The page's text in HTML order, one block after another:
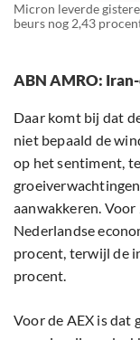
Micron leverde
beurs nog 2,43
ABN AMRO:
Daar komt bij dat
niet bepaald de
op het sentiment,
aanwakkeren.
Nederlandse
procent, terwijl de
procent.
Voor de AEX is dat